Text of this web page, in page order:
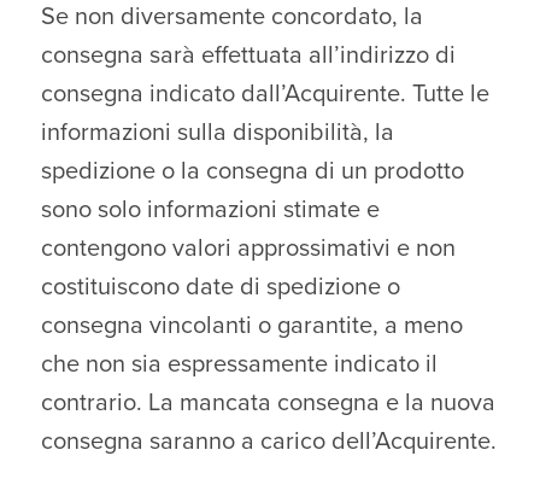
Se non diversamente concordato, la
consegna sarà effettuata all’indirizzo di
consegna indicato dall’Acquirente. Tutte le
informazioni sulla disponibilità, la
spedizione o la consegna di un prodotto
sono solo informazioni stimate e
contengono valori approssimativi e non
costituiscono date di spedizione o
consegna vincolanti o garantite, a meno
che non sia espressamente indicato il
contrario. La mancata consegna e la nuova
consegna saranno a carico dell’Acquirente.